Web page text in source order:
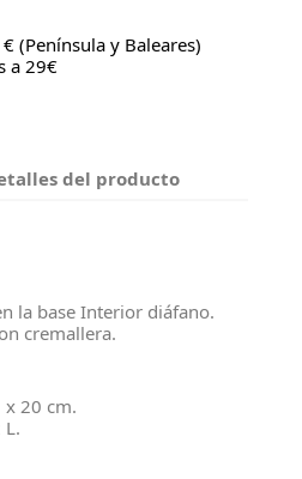
(Península y Baleares)
a 29€
del producto
la base Interior diáfano.
cremallera.
x 20 cm.
L.